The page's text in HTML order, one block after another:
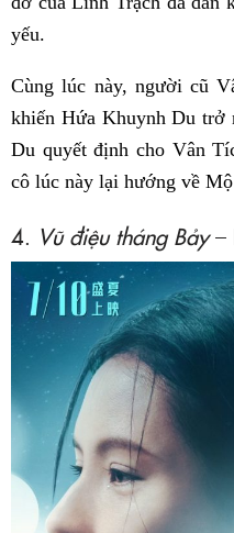
yếu.
Cùng lúc này, người cũ
khiến Hứa Khuynh Du trở
Du quyết định cho Vân
cô lúc này lại hướng về
4. Vũ điệu tháng Bảy–